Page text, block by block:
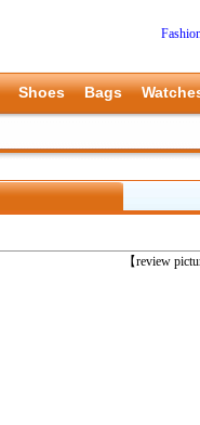
Shoes Bags
【review
上一张